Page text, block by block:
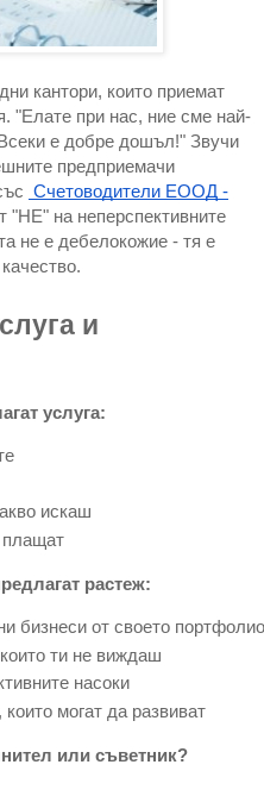
кантори, които приемат
"Елате при нас, ние сме най-
е добре дошъл!" Звучи
предприемачи
Счетоводители ЕООД -
"НЕ" на неперспективните
не е дебелокожие - тя е
и
услуга:
искаш
плащат
растеж:
бизнеси от своето портфолио
ти не виждаш
насоки
могат да развиват
или съветник?